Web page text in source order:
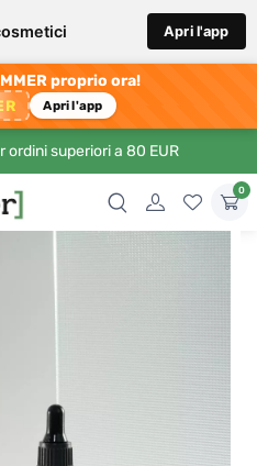
Apri l'app
proprio ora!
Apri l'app
superiori a 80 EUR
0